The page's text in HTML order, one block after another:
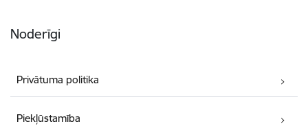
Noderīgi
Privātuma politika
Piekļūstamība